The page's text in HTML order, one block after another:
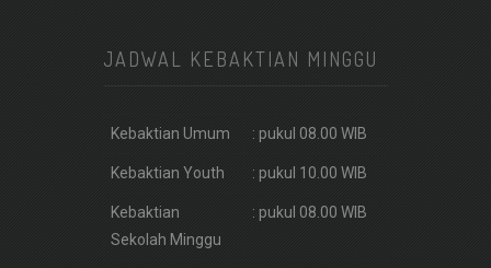
JADWAL KEBAKTIAN MINGGU
Kebaktian Umum : pukul 08.00 WIB
Kebaktian Youth : pukul 10.00 WIB
Kebaktian
Sekolah Minggu
: pukul 08.00 WIB